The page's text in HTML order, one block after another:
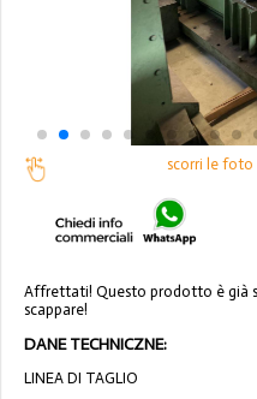
scorri le
Affrettati! Questo prodotto è già
scappare!
DANE TECHNICZNE:
LINEA DI TAGLIO